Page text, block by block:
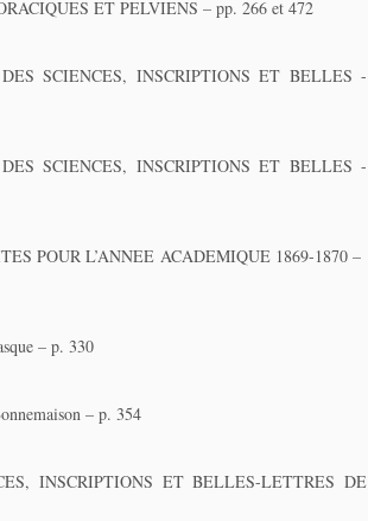
ET PELVIENS – pp. 266 et 472
SCIENCES, INSCRIPTIONS ET BELLES -
SCIENCES, INSCRIPTIONS ET BELLES -
POUR L’ANNEE ACADEMIQUE 1869-1870 –
– p. 330
– p. 354
INSCRIPTIONS ET BELLES-LETTRES DE